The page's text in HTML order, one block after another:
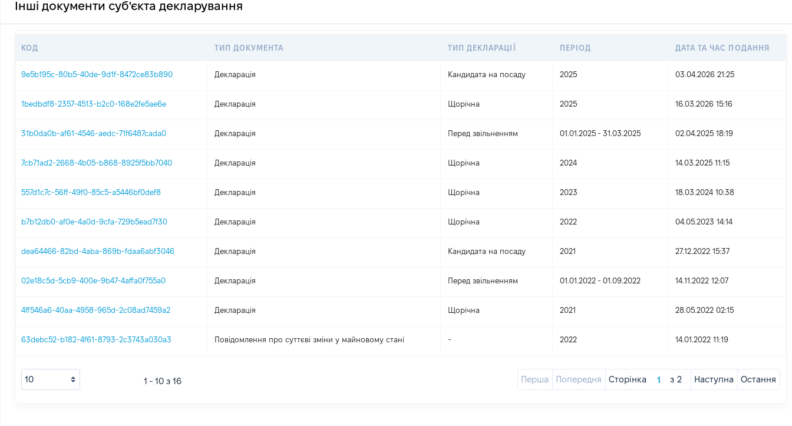
Інші документи суб'єкта декларування
КОД ТИП ДОКУМЕНТА ТИП ДЕКЛАРАЦІЇ ПЕРІОД ДАТА ТА ЧАС ПОДАННЯ
9e5b195c-80b5-40de-9d1f-8472ce83b890 Декларація Кандидата на посаду 2025 03.04.2026 21:25
1bedbdf8-2357-4513-b2c0-168e2fe5ae6e Декларація Щорічна 2025 16.03.2026 15:16
31b0da0b-af61-4546-aedc-71f6487cada0 Декларація Перед звільненням 01.01.2025 - 31.03.2025 02.04.2025 18:19
7cb71ad2-2668-4b05-b868-8925f5bb7040 Декларація Щорічна 2024 14.03.2025 11:15
557d1c7c-56ff-49f0-85c5-a5446bf0def8 Декларація Щорічна 2023 18.03.2024 10:38
b7b12db0-af0e-4a0d-9cfa-729b5ead7f30 Декларація Щорічна 2022 04.05.2023 14:14
dea64466-82bd-4aba-869b-fdaa6abf3046 Декларація Кандидата на посаду 2021 27.12.2022 15:37
02e18c5d-5cb9-400e-9b47-4affa0f755a0 Декларація Перед звільненням 01.01.2022 - 01.09.2022 14.11.2022 12:07
4ff546a6-40aa-4958-965d-2c08ad7459a2 Декларація Щорічна 2021 28.05.2022 02:15
63debc52-b182-4f61-8793-2c3743a030a3 Повідомлення про суттєві зміни y майновому стані - 2022 14.01.2022 11:19
1 - 10 з 16 Перша Попередня Сторінка з 2 Наступна Остання